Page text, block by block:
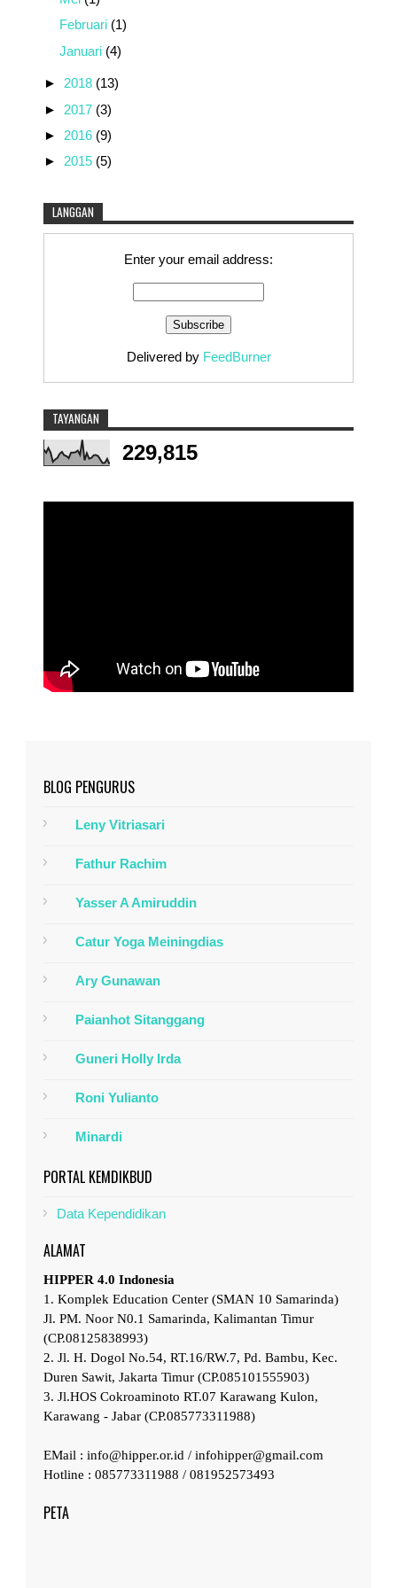
Februari (1)
Januari (4)
► 2018 (13)
► 2017 (3)
► 2016 (9)
► 2015 (5)
LANGGAN
Enter your email address:
Delivered by FeedBurner
TAYANGAN
229,815
BLOG PENGURUS
Leny Vitriasari
Fathur Rachim
Yasser A Amiruddin
Catur Yoga Meiningdias
Ary Gunawan
Paianhot Sitanggang
Guneri Holly Irda
Roni Yulianto
Minardi
PORTAL KEMDIKBUD
Data Kependidikan
ALAMAT
HIPPER 4.0 Indonesia
1. Komplek Education Center (SMAN 10 Samarinda)
Jl. PM. Noor N0.1 Samarinda, Kalimantan Timur
(CP.08125838993)
2. Jl. H. Dogol No.54, RT.16/RW.7, Pd. Bambu, Kec.
Duren Sawit, Jakarta Timur (CP.085101555903)
3. Jl.HOS Cokroaminoto RT.07 Karawang Kulon,
Karawang - Jabar (CP.085773311988)
EMail : info@hipper.or.id / infohipper@gmail.com
Hotline : 085773311988 / 081952573493
PETA